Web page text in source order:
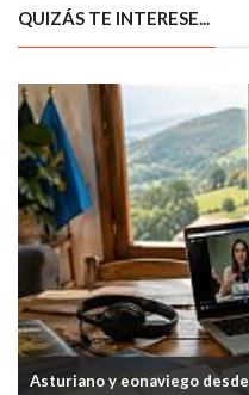
QUIZÁS TE INTERESE...
Asturiano y eonaviego